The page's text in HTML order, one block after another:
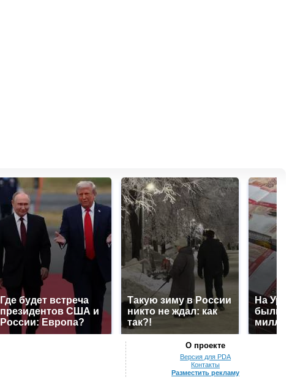
Где будет встреча
президентов США и
России: Европа?
Такую зиму в России
никто не ждал: как
так?!
На
были
О проекте
Версия для PDA
Контакты
Разместить рекламу